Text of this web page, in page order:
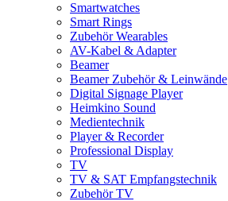
Smartwatches
Smart Rings
Zubehör Wearables
AV-Kabel & Adapter
Beamer
Beamer Zubehör & Leinwände
Digital Signage Player
Heimkino Sound
Medientechnik
Player & Recorder
Professional Display
TV
TV & SAT Empfangstechnik
Zubehör TV